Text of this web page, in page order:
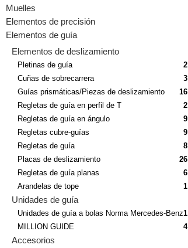
Muelles
Elementos de precisión
Elementos de guía
Elementos de deslizamiento
Pletinas de guía
2
Cuñas de sobrecarrera
3
Guías prismáticas/Piezas de deslizamiento
16
Regletas de guía en perfil de T
2
Regletas de guía en ángulo
9
Regletas cubre-guías
9
Regletas de guía
8
Placas de deslizamiento
26
Regletas de guía planas
6
Arandelas de tope
1
Unidades de guía
Unidades de guía a bolas Norma Mercedes-Benz1
MILLION GUIDE
4
Accesorios